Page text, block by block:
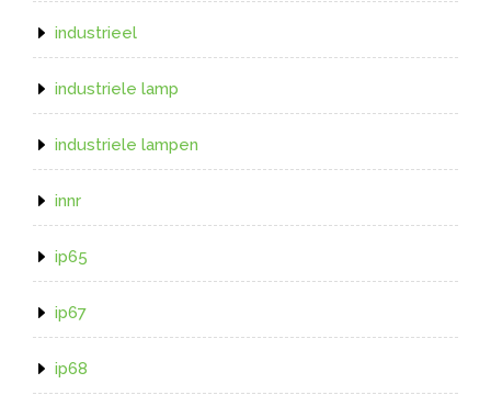
industrieel
industriele lamp
industriele lampen
innr
ip65
ip67
ip68